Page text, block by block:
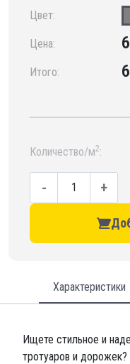
Цвет:
Цена:
Итого:
Количество/м2:
- +
Характеристики
Ищете стильное и
тротуаров и